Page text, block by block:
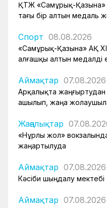
ҚТЖ «Самұрық-Қазына»
тағы бір алтын медаль
Спорт 08.08.2026
«Самұрық-Қазына» АҚ
алғашқы алтын медалді
Аймақтар 07.08.2026
Арқалықта жаңғыртудан
ашылып, жаңа
Жаңалықтар
«Нұрлы жол»
жаңартылуда
Аймақтар 07.08.2026
Кәсіби шыңдалу мектебі
Аймақтар 07.08.2026